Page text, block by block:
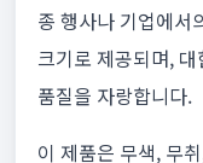
종 행사나 기업에
크기로 제공되며,
품질을 자랑합니다.
이 제품은 무색, 무